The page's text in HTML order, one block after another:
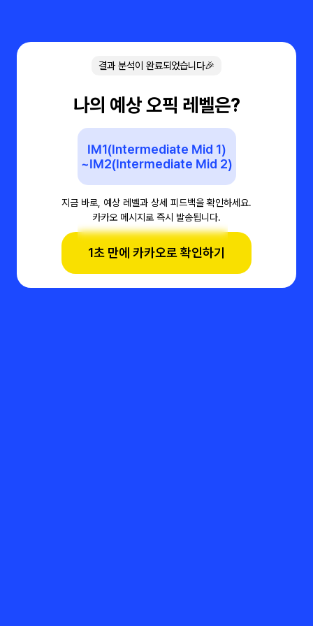
결과 분석이 완료되었습니다🎉
나의 예상 오픽 레벨은?
IM1(Intermediate Mid 1)
~IM2(Intermediate Mid 2)
지금 바로, 예상 레벨과 상세 피드백을 확인하세요.
카카오 메시지로 즉시 발송됩니다.
1초 만에 카카오로 확인하기